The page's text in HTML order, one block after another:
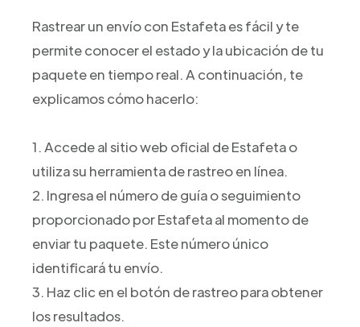
Rastrear un envío con Estafeta es fácil y te
permite conocer el estado y la ubicación de tu
paquete en tiempo real. A continuación, te
explicamos cómo hacerlo:
1. Accede al sitio web oficial de Estafeta o
utiliza su herramienta de rastreo en línea.
2. Ingresa el número de guía o seguimiento
proporcionado por Estafeta al momento de
enviar tu paquete. Este número único
identificará tu envío.
3. Haz clic en el botón de rastreo para obtener
los resultados.